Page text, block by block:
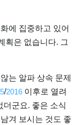
에 집중하고 있어
획은 없습니다. 그
는 알파 상속 문제
/2016 이후로 열려
더군요. 좋은 소식
겨 보시는 것도 좋